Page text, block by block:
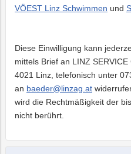
VÖEST Linz Schwimmen und
Diese Einwilligung kann
mittels Brief an LINZ
4021 Linz, telefonisch unter
an baeder@linzag.at
wird die Rechtmäßigkeit der
nicht berührt.